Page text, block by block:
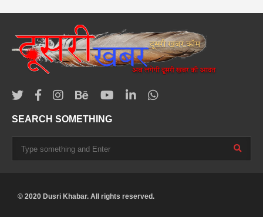
SEARCH SOMETHING
© 2020 Dusri Khabar. All rights reserved.